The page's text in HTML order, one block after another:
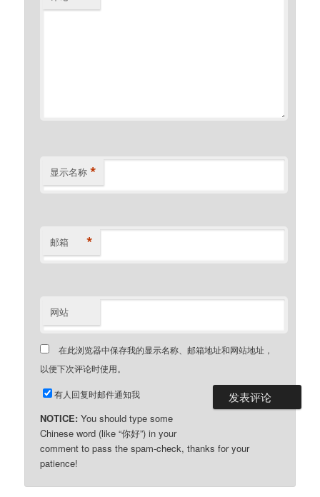
显示名称 *
邮箱 *
网站
在此浏览器中保存我的显示名称、邮箱地址和网站地址，
以便下次评论时使用。
有人回复时邮件通知我
NOTICE: You should type some
Chinese word (like “你好”) in your
comment to pass the spam-check, thanks for your
patience!